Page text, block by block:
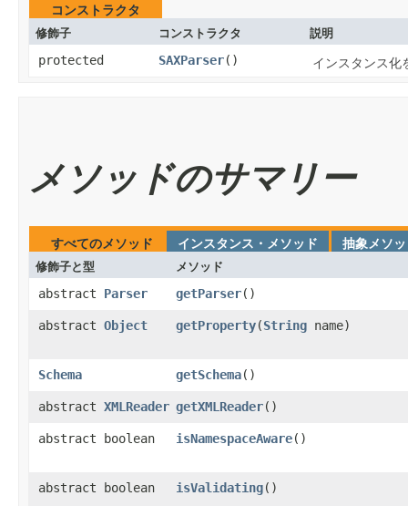
コンストラクタ
修飾子
コンストラクタ 説明
protected SAXParser​() インスタンス化
メソッドのサマリー
すべてのメソッド インスタンス・メソッド
抽象メソ
修飾子と型
メソッド
abstract Parser getParser​()
abstract Object getProperty​(String name)
Schema getSchema​()
abstract XMLReader getXMLReader​()
abstract boolean isNamespaceAware​()
abstract boolean isValidating​()